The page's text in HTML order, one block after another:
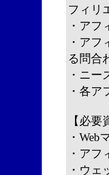
フィリ
・ア
・ア
る問合
・ニ
・各
【必要
・
・ア
・ウェ